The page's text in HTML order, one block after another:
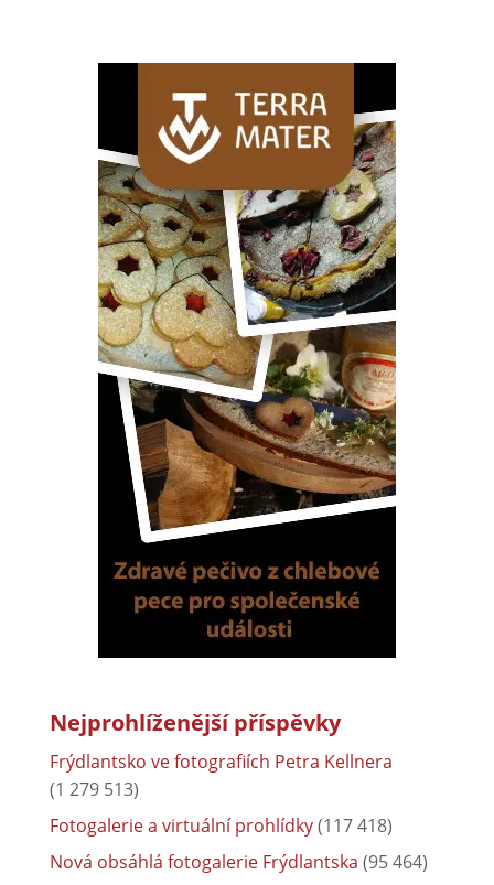
Nejprohlíženější příspěvky
Frýdlantsko ve fotografiích Petra Kellnera
(1 279 513)
Fotogalerie a virtuální prohlídky(117 418)
Nová obsáhlá fotogalerie Frýdlantska (95 464)